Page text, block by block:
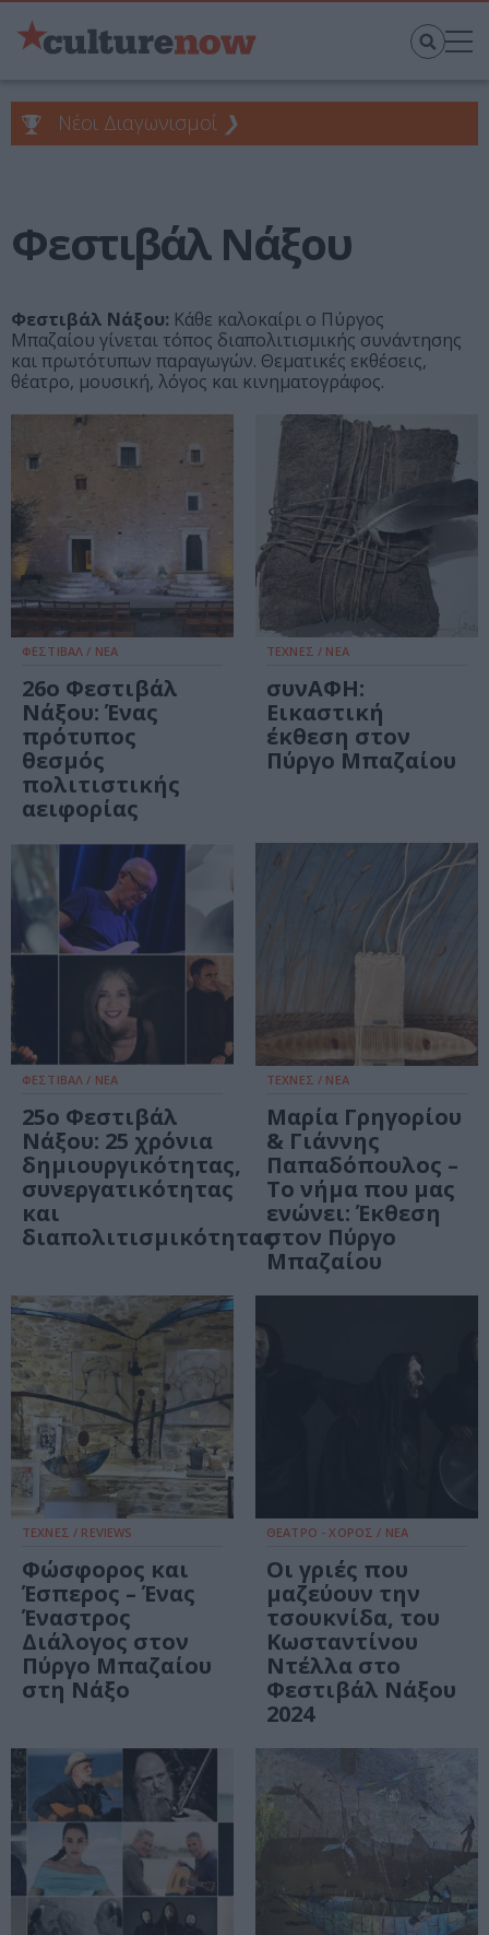
Νέοι Διαγωνισμοί ❯
Φεστιβάλ Νάξου
Φεστιβάλ Νάξου: Κάθε καλοκαίρι ο Πύργος
Μπαζαίου γίνεται τόπος διαπολιτισμικής συνάντησης
και πρωτότυπων παραγωγών. Θεματικές εκθέσεις,
θέατρο, μουσική, λόγος και κινηματογράφος.
ΦΕΣΤΙΒΑΛ / ΝΕΑ
26ο Φεστιβάλ
Νάξου: Ένας
πρότυπος
θεσμός
πολιτιστικής
αειφορίας
ΤΕΧΝΕΣ / ΝΕΑ
συνΑΦΗ:
Εικαστική
έκθεση στον
Πύργο Μπαζαίου
ΦΕΣΤΙΒΑΛ / ΝΕΑ
25ο Φεστιβάλ
Νάξου: 25 χρόνια
δημιουργικότητας,
συνεργατικότητας
και
διαπολιτισμικότητας
ΤΕΧΝΕΣ / ΝΕΑ
Μαρία Γρηγορίου
& Γιάννης
Παπαδόπουλος –
Το νήμα που μας
ενώνει: Έκθεση
στον Πύργο
Μπαζαίου
ΤΕΧΝΕΣ / REVIEWS
Φώσφορος και
Έσπερος – Ένας
Έναστρος
Διάλογος στον
Πύργο Μπαζαίου
στη Νάξο
ΘΕΑΤΡΟ - ΧΟΡΟΣ / ΝΕΑ
Οι γριές που
μαζεύουν την
τσουκνίδα, του
Κωσταντίνου
Ντέλλα στο
Φεστιβάλ Νάξου
2024